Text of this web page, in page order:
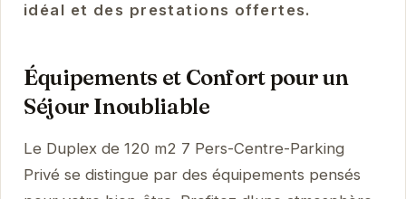
idéal et des prestations offertes.
Équipements et Confort pour un
Séjour Inoubliable
Le Duplex de 120 m2 7 Pers-Centre-Parking
Privé se distingue par des équipements pensés